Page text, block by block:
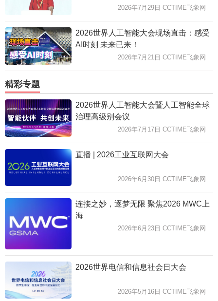
2026年7月29日 CCTIME飞象网
2026世界人工智能大会现场直击：感受
AI时刻 未来已来！
2026年7月21日 CCTIME飞象网
精彩专题
2026世界人工智能大会暨人工智能全球
治理高级别会议
2026年7月17日 CCTIME飞象网
直播 | 2026工业互联网大会
2026年6月30日 CCTIME飞象网
连接之妙，逐梦无限 聚焦2026 MWC上
海
2026年6月23日 CCTIME飞象网
2026世界电信和信息社会日大会
2026年5月16日 CCTIME飞象网